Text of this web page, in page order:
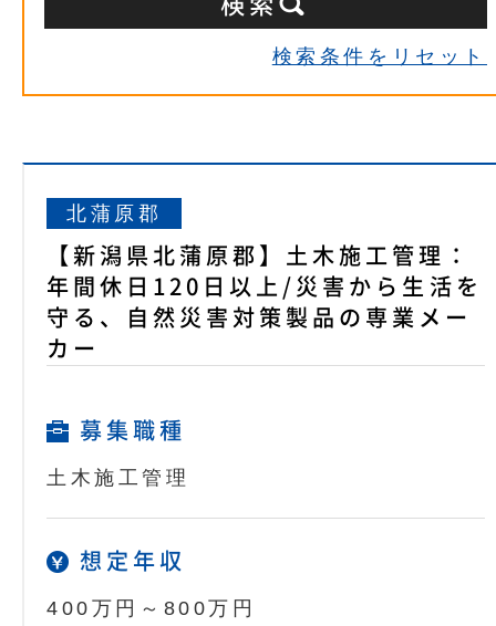
検索条件をリセット
北蒲原郡
【新潟県北蒲原郡】土木施工管理：
年間休日120日以上/災害から生活を
守る、自然災害対策製品の専業メー
カー
募集職種
土木施工管理
想定年収
400万円～800万円